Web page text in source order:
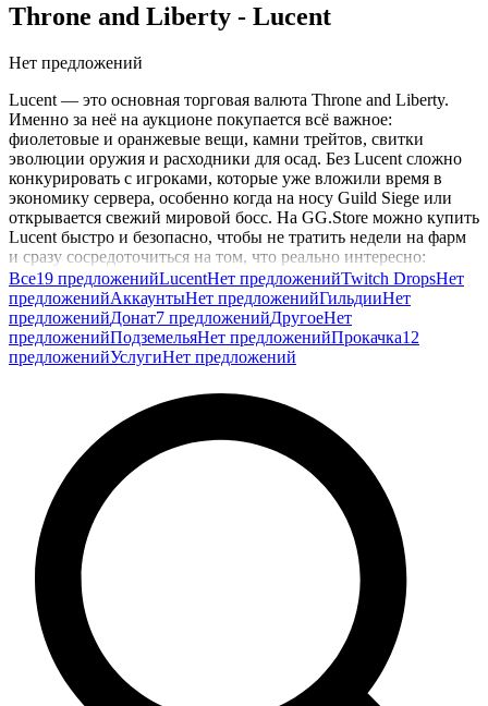
Throne and Liberty - Lucent
Нет предложений
Lucent — это основная торговая валюта Throne and Liberty.
Именно за неё на аукционе покупается всё важное:
фиолетовые и оранжевые вещи, камни трейтов, свитки
эволюции оружия и расходники для осад. Без Lucent сложно
конкурировать с игроками, которые уже вложили время в
экономику сервера, особенно когда на носу Guild Siege или
открывается свежий мировой босс. На GG.Store можно купить
Lucent быстро и безопасно, чтобы не тратить недели на фарм
и сразу сосредоточиться на том, что реально интересно:
подземельях, Boonstone, гильдейских войнах и сборке
актуального билда.
Все19 предложенийLucentНет предложенийTwitch DropsНет
предложенийАккаунтыНет предложенийГильдииНет
предложенийДонат7 предложенийДругоеНет
предложенийПодземельяНет предложенийПрокачка12
предложенийУслугиНет предложений